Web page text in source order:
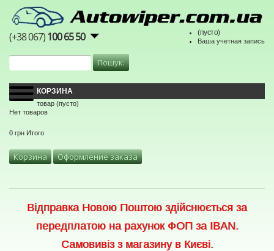
(+38 067)100 65 50 (пусто)
Ваша учетная запись
КОРЗИНА
товар (пусто)
Нет товаров
0 грн Итого
Корзина Оформление заказа
Відправка Новою Поштою здійснюється за
передплатою на рахунок ФОП за IBAN.
Самовивіз з магазину в Києві.